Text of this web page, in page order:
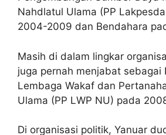
Nahdlatul Ulama (PP
2004-2009 dan Bendahara
Masih di dalam lingkar
juga pernah menjabat sebagai
Lembaga Wakaf dan
Ulama (PP LWP NU) pada
Di organisasi politik, Yanuar